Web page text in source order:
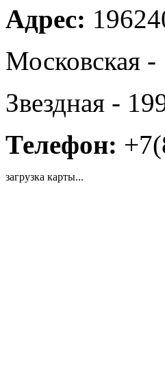
Адрес:
Московская
Звездная -
Телефон:
загрузка карты...